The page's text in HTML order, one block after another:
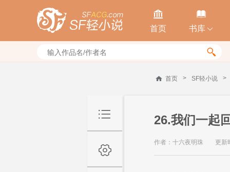

首页

书库 

首页 > SF轻小说 >
26.我们一起
作者：十六夜明珠 更新